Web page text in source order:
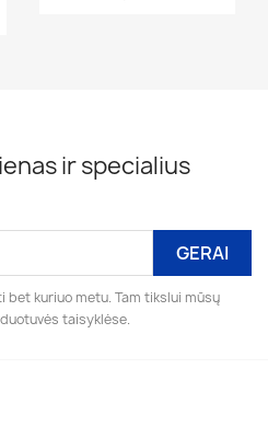
ir specialius
kuriuo metu. Tam tikslui mūsų
taisyklėse.